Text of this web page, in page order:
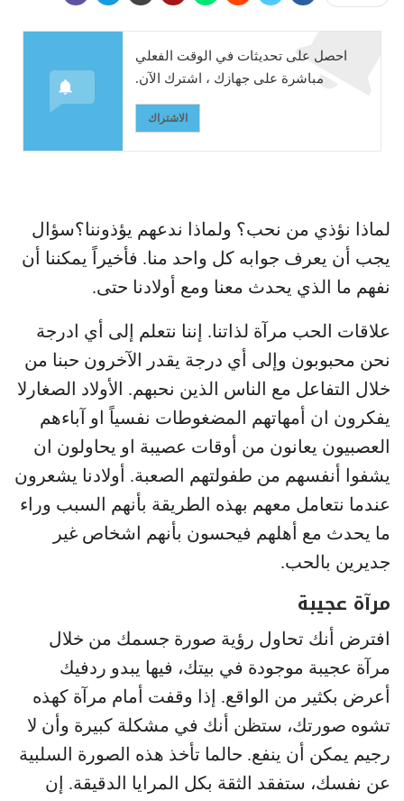
احصل على تحديثات في الوقت الفعلي
مباشرة على جهازك ، اشترك الآن.
الاشتراك
لماذا نؤذي من نحب؟ ولماذا ندعهم يؤذوننا؟سؤال
يجب أن يعرف جوابه كل واحد منا. فأخيراً يمكننا أن
نفهم ما الذي يحدث معنا ومع أولادنا حتى.
علاقات الحب مرآة لذاتنا. إننا نتعلم إلى أي ادرجة
نحن محبوبون وإلى أي درجة يقدر الآخرون حبنا من
خلال التفاعل مع الناس الذين نحبهم. الأولاد الصغارلا
يفكرون ان أمهاتهم المضغوطات نفسياً او آباءهم
العصبيون يعانون من أوقات عصيبة او يحاولون ان
يشفوا أنفسهم من طفولتهم الصعبة. أولادنا يشعرون
عندما نتعامل معهم بهذه الطريقة بأنهم السبب وراء
ما يحدث مع أهلهم فيحسون بأنهم اشخاص غير
جديرين بالحب.
مرآة عجيبة
افترض أنك تحاول رؤية صورة جسمك من خلال
مرآة عجيبة موجودة في بيتك، فيها يبدو ردفيك
أعرض بكثير من الواقع. إذا وقفت أمام مرآة كهذه
تشوه صورتك، ستظن أنك في مشكلة كبيرة وأن لا
رجيم يمكن أن ينفع. حالما تأخذ هذه الصورة السلبية
عن نفسك، ستفقد الثقة بكل المرايا الدقيقة. إن